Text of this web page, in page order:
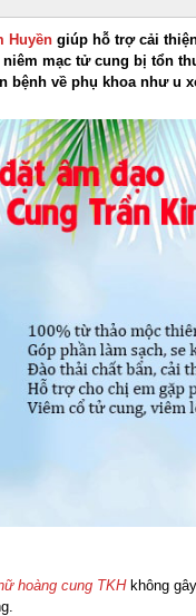
Huyền giúp hỗ trợ cải
mạc tử cung bị tổn
về phụ khoa như u
hoàng cung TKHkhông